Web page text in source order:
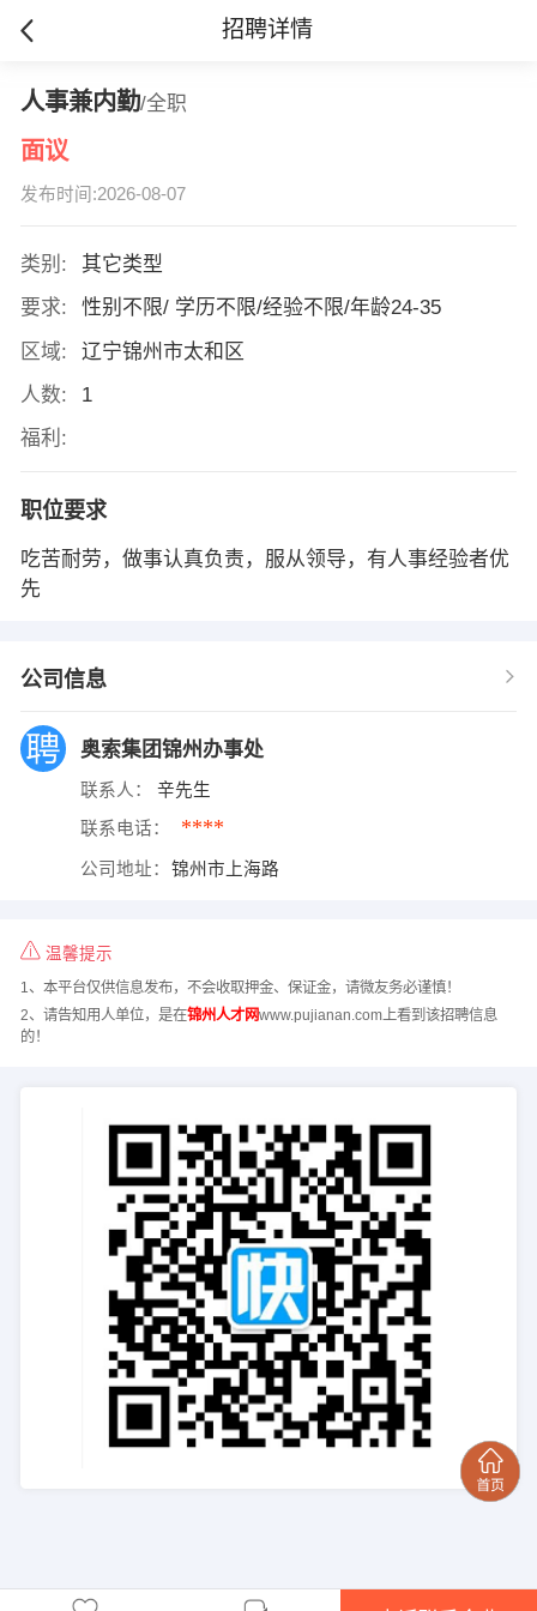
招聘详情
人事兼内勤/全职
面议
发布时间:2026-08-07
类别:
其它类型
要求:
性别不限/ 学历不限/经验不限/年龄24-35
区域:
辽宁锦州市太和区
人数:
1
福利:
职位要求
吃苦耐劳，做事认真负责，服从领导，有人事经验者优
先
公司信息
奥索集团锦州办事处
联系人： 辛先生
联系电话： ****
公司地址： 锦州市上海路
温馨提示
1、本平台仅供信息发布，不会收取押金、保证金，请微友务必谨慎！
2、请告知用人单位，是在锦州人才网www.pujianan.com上看到该招聘信息
的！